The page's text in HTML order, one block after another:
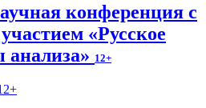
конференция с
«Русское
анализа» 12+